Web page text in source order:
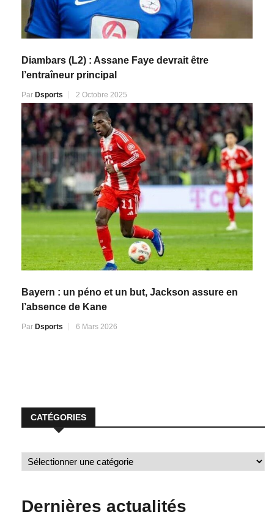
Diambars (L2) : Assane Faye devrait être
l’entraîneur principal
Par Dsports 2 Octobre 2025
Bayern : un péno et un but, Jackson assure en
l’absence de Kane
Par Dsports 6 Mars 2026
CATÉGORIES
Dernières actualités